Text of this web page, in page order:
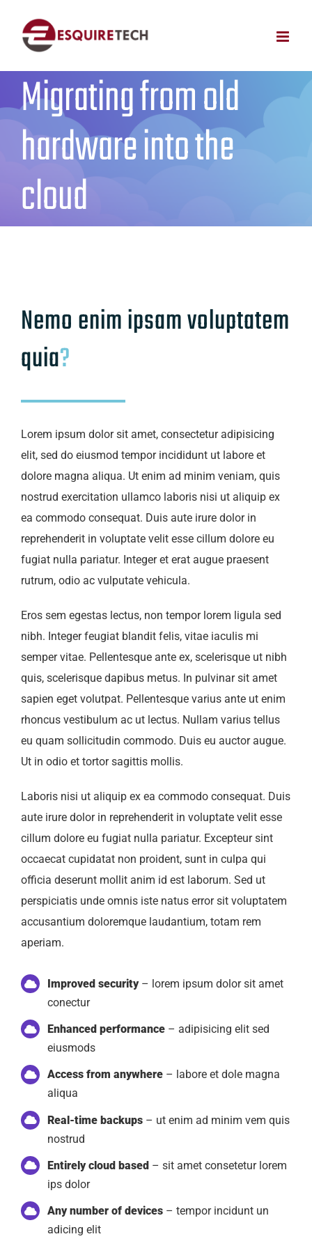
content
Migrating from old
hardware into the
cloud
Nemo enim ipsam voluptatem
quia?
Lorem ipsum dolor sit amet, consectetur adipisicing
elit, sed do eiusmod tempor incididunt ut labore et
dolore magna aliqua. Ut enim ad minim veniam, quis
nostrud exercitation ullamco laboris nisi ut aliquip ex
ea commodo consequat. Duis aute irure dolor in
reprehenderit in voluptate velit esse cillum dolore eu
fugiat nulla pariatur. Integer et erat augue praesent
rutrum, odio ac vulputate vehicula.
Eros sem egestas lectus, non tempor lorem ligula sed
nibh. Integer feugiat blandit felis, vitae iaculis mi
semper vitae. Pellentesque ante ex, scelerisque ut nibh
quis, scelerisque dapibus metus. In pulvinar sit amet
sapien eget volutpat. Pellentesque varius ante ut enim
rhoncus vestibulum ac ut lectus. Nullam varius tellus
eu quam sollicitudin commodo. Duis eu auctor augue.
Ut in odio et tortor sagittis mollis.
Laboris nisi ut aliquip ex ea commodo consequat. Duis
aute irure dolor in reprehenderit in voluptate velit esse
cillum dolore eu fugiat nulla pariatur. Excepteur sint
occaecat cupidatat non proident, sunt in culpa qui
officia deserunt mollit anim id est laborum. Sed ut
perspiciatis unde omnis iste natus error sit voluptatem
accusantium doloremque laudantium, totam rem
aperiam.
Improved security– lorem ipsum dolor sit amet
conectur
Enhanced performance – adipisicing elit sed
eiusmods
Access from anywhere – labore et dole magna
aliqua
Real-time backups – ut enim ad minim vem quis
nostrud
Entirely cloud based – sit amet consetetur lorem
ips dolor
Any number of devices – tempor incidunt un
adicing elit